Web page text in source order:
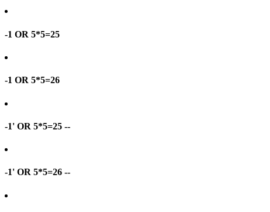
-1 OR 5*5=25
-1 OR 5*5=26
-1' OR 5*5=25 --
-1' OR 5*5=26 --